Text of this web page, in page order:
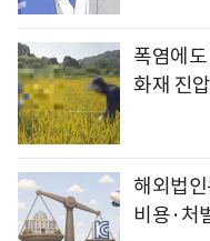
폭염에
화재 진
해외법
비용·처